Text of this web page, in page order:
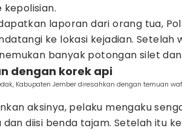
kepolisian.
laporan dari orang tua,
ke lokasi kejadian. Setelah
banyak potongan silet
dengan korek api
Kabupaten Jember diresahkan dengan temuan
aksinya, pelaku mengaku
dan diisi benda tajam. Setelah itu